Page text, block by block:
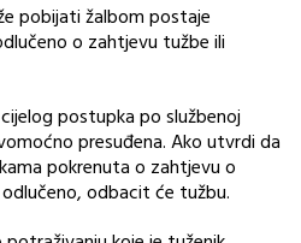
pobijati žalbom postaje
o zahtjevu tužbe ili
postupka po službenoj
presuđena. Ako utvrdi da
pokrenuta o zahtjevu o
odbacit će tužbu.